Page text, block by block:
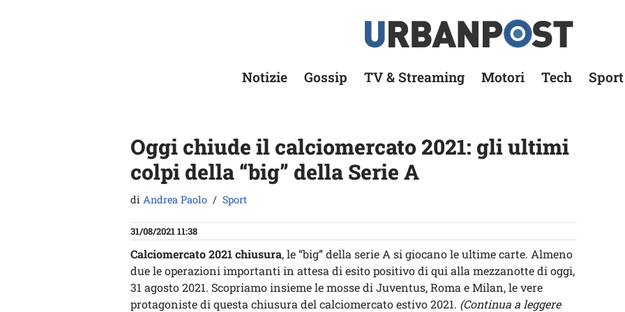
Notizie Gossip TV & Streaming Motori Tech Sport
Oggi chiude il calciomercato 2021: gli ultimi
colpi della “big” della Serie A
di Andrea Paolo Sport
31/08/2021 11:38
Calciomercato 2021 chiusura, le “big” della serie A si giocano le ultime carte. Almeno
due le operazioni importanti in attesa di esito positivo di qui alla mezzanotte di oggi,
31 agosto 2021. Scopriamo insieme le mosse di Juventus, Roma e Milan, le vere
protagoniste di questa chiusura del calciomercato estivo 2021. (Continua a leggere